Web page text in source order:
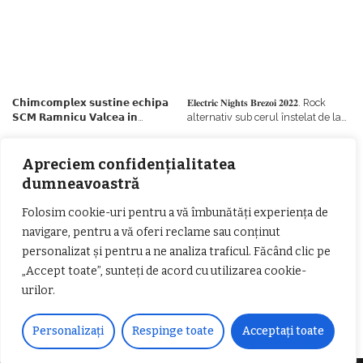
Apreciem confidențialitatea
dumneavoastră
Folosim cookie-uri pentru a vă îmbunătăți experiența de
navigare, pentru a vă oferi reclame sau conținut
personalizat și pentru a ne analiza traficul. Făcând clic pe
„Accept toate”, sunteți de acord cu utilizarea cookie-
urilor.
Personalizați Respinge toate Acceptați toate
𝗖𝗵𝗶𝗺𝗰𝗼𝗺𝗽𝗹𝗲𝘅 𝘀𝘂𝘀𝘁𝗶𝗻𝗲 𝗲𝗰𝗵𝗶𝗽𝗮
𝗦𝗖𝗠 𝗥𝗮𝗺𝗻𝗶𝗰𝘂 𝗩𝗮𝗹𝗰𝗲𝗮 𝗶𝗻
𝐄𝐥𝐞𝐜𝐭𝐫𝐢𝐜 𝐍𝐢𝐠𝐡𝐭𝐬 𝐁𝐫𝐞𝐳𝐨𝐢 𝟐𝟎𝟐𝟐. Rock
alternativ sub cerul înstelat de la
𝐂𝐔𝐑𝐒 𝐅𝐑𝐈𝐙𝐄𝐑 / 𝐇𝐀𝐈𝐑𝐂𝐔𝐓 –
𝐁𝐚𝐫𝐛𝐞𝐫
director la Garda de Mediu Vâlcea